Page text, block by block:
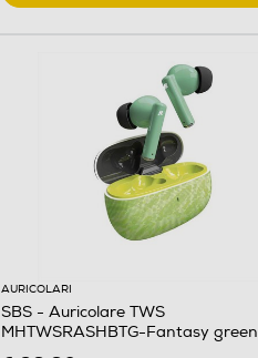
AURICOLARI
SBS - Auricolare TWS
MHTWSRASHBTG-Fantasy green